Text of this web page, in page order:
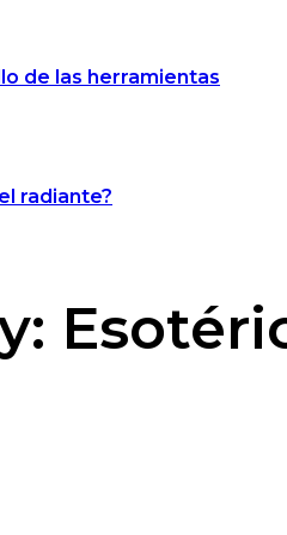
de las herramientas
radiante?